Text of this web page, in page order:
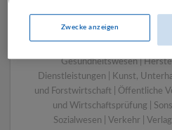
Bergheim bei
Bau | Beherbergung und
Energieversorgung | Finanz-
Gesundheitswesen |
Dienstleistungen | Kunst,
und Forstwirtschaft | Öffentliche
und Wirtschaftsprüfung |
Sozialwesen | Verkehr |
Zwecke anzeigen